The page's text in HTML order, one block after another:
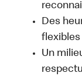
Des
flexibles
Un